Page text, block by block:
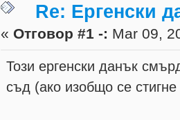
Re: Ергенски
« Отговор #1 -: Mar 09,
Този ергенски данък
съд (ако изобщо се